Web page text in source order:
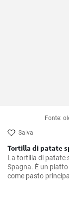
Fonte:
Salva
Tortilla di patate
La tortilla di patate
Spagna. È un
come pasto